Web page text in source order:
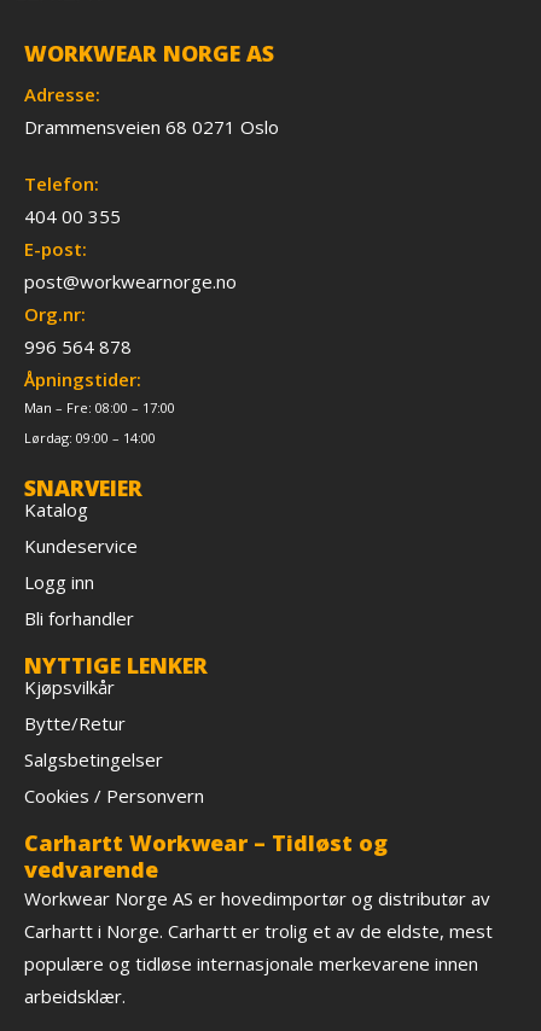
WORKWEAR NORGE AS
Adresse:
Drammensveien 68 0271 Oslo
Telefon:
404 00 355
E-post:
post@workwearnorge.no
Org.nr:
996 564 878
Åpningstider:
Man – Fre: 08:00 – 17:00
Lørdag: 09:00 – 14:00
SNARVEIER
Katalog
Kundeservice
Logg inn
Bli forhandler
NYTTIGE LENKER
Kjøpsvilkår
Bytte/Retur
Salgsbetingelser
Cookies / Personvern
Carhartt Workwear – Tidløst og
vedvarende
Workwear Norge AS er hovedimportør og distributør av
Carhartt i Norge. Carhartt er trolig et av de eldste, mest
populære og tidløse internasjonale merkevarene innen
arbeidsklær.